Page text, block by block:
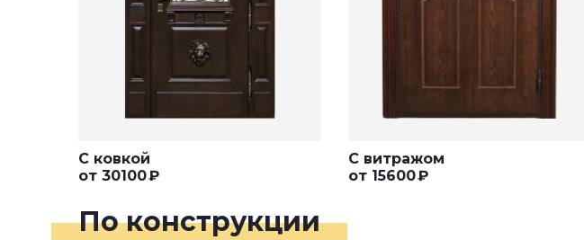
С ковкой
от 30100₽
С витражом
от 15600₽
По конструкции